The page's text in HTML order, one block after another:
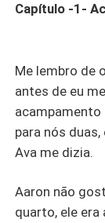
Capítulo -1-
Me lembro de
antes de eu
acampamento
para nós
Ava me dizia.
Aaron não
quarto, ele era